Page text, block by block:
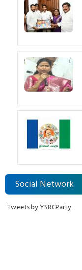
Social Network
Tweets by YSRCParty